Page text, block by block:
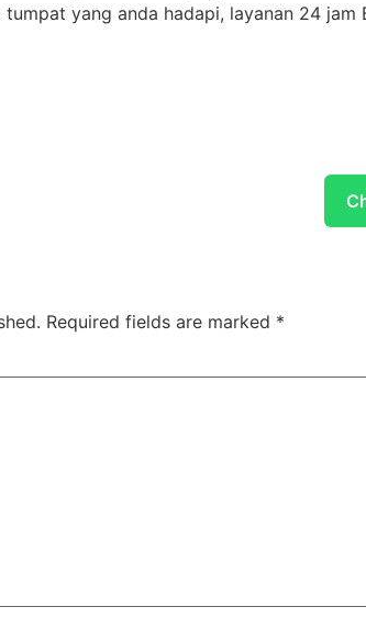
yang anda hadapi, layanan 24
Required fields are marked *